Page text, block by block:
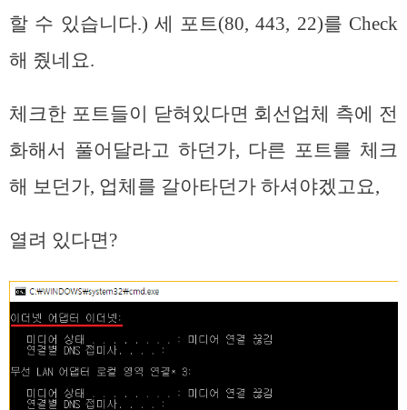
할 수 있습니다.) 세 포트(80, 443, 22)를 Check
해 줬네요.
체크한 포트들이 닫혀있다면 회선업체 측에 전
화해서 풀어달라고 하던가, 다른 포트를 체크
해 보던가, 업체를 갈아타던가 하셔야겠고요,
열려 있다면?